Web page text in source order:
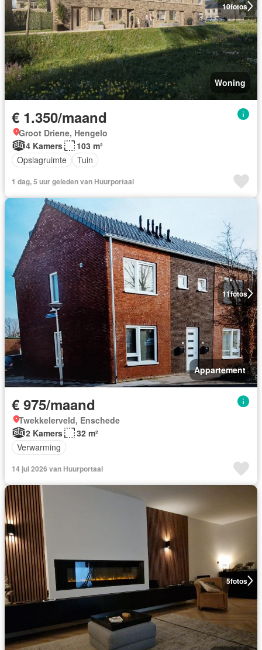
10fotos
Woning
€ 1.350/maand
Groot Driene, Hengelo
4 Kamers
103 m²
Opslagruimte
Tuin
1 dag, 5 uur geleden van Huurportaal
11fotos
Appartement
€ 975/maand
Twekkelerveld, Enschede
2 Kamers
32 m²
Verwarming
14 jul 2026 van Huurportaal
5fotos